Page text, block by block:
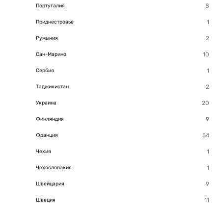
Португалия
Приднестровье
Румыния
Сан-Марино
Сербия
Таджикистан
Украина
Финляндия
Франция
Чехия
Чехословакия
Швейцария
Швеция